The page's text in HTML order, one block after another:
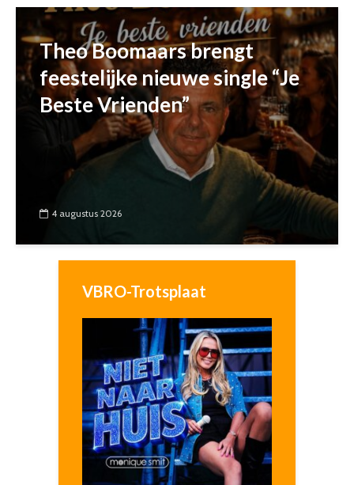
Theo Boomaars brengt
feestelijke nieuwe single “Je
Beste Vrienden”
4 augustus 2026
VBRO-Trotsplaat